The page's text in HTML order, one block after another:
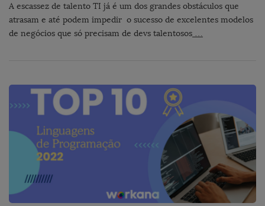
A escassez de talento TI já é um dos grandes obstáculos que
atrasam e até podem impedir o sucesso de excelentes modelos
de negócios que só precisam de devs talentosos …